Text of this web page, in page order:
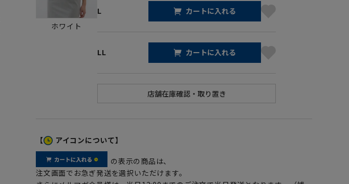
ホワイト
L カートに入れる
LL カートに入れる
【 アイコンについて】
の表示の商品は、
注文画面でお急ぎ発送を選択いただけます。